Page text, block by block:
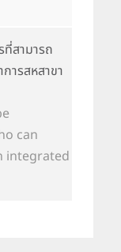
สามารถ
ารสหสาขา
can
integrated